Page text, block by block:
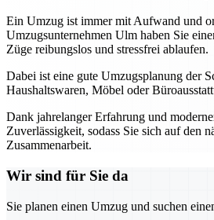
Ein Umzug ist immer mit Aufwand und
Umzugsunternehmen Ulm haben Sie
Züge reibungslos und stressfrei ablaufen.
Dabei ist eine gute Umzugsplanung der
Haushaltswaren, Möbel oder
Dank jahrelanger Erfahrung und
Zuverlässigkeit, sodass Sie sich auf den
Zusammenarbeit.
Wir sind für Sie da
Sie planen einen Umzug und suchen